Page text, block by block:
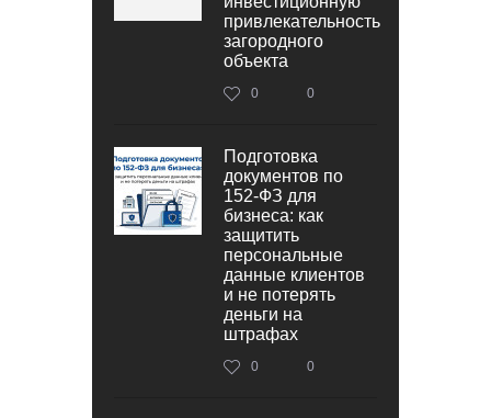
привлекательность
загородного
объекта
0 0
Подготовка
документов по
152‑ФЗ для
бизнеса: как
защитить
персональные
данные клиентов
и не потерять
деньги на
штрафах
0 0